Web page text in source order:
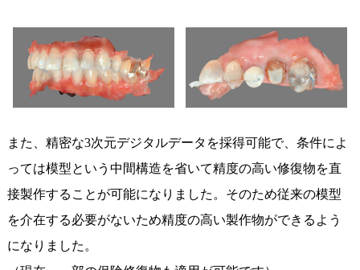
また、精密な3次元デジタルデータを採得可能で、条件によ
っては模型という中間構造を省いて精度の高い修復物を直
接製作することが可能になりました。そのため従来の模型
を介在する必要がないため精度の高い製作物ができるよう
になりました。